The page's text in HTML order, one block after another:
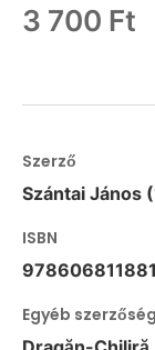
3 700 Ft
Szerző
Szántai János
ISBN
Egyéb szerzőség